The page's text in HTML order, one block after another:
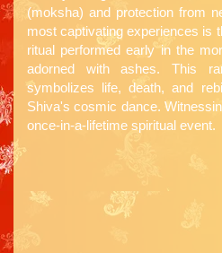
(moksha) and protection from
most captivating experiences is
ritual performed early in the
adorned with ashes. This
symbolizes life, death, and
Shiva's cosmic dance.
once-in-a-lifetime spiritual event.